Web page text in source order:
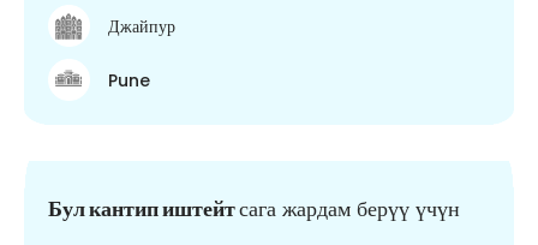
Джайпур
Pune
Бул кантип иштейтсага жардам берүү үчүн